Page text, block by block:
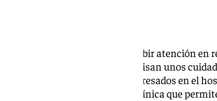
Los pacientes candidatos a recibir atención
domicilio son aquellos que precisan unos
complejidad a los que están ingresados en el
encuentran en una situación clínica que